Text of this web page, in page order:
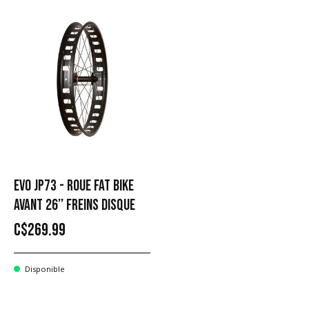
EVO JP73 - ROUE FAT BIKE
AVANT 26’’ FREINS DISQUE
C$269.99
Disponible